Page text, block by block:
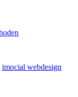
imocial webdesign